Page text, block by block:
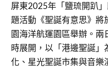
屏東2025年「鹽琉開趴
題活動《聖誕有意思》
園海洋航運園區舉辦。
時展開，以「港邊聖誕
化、星光聖誕市集與音